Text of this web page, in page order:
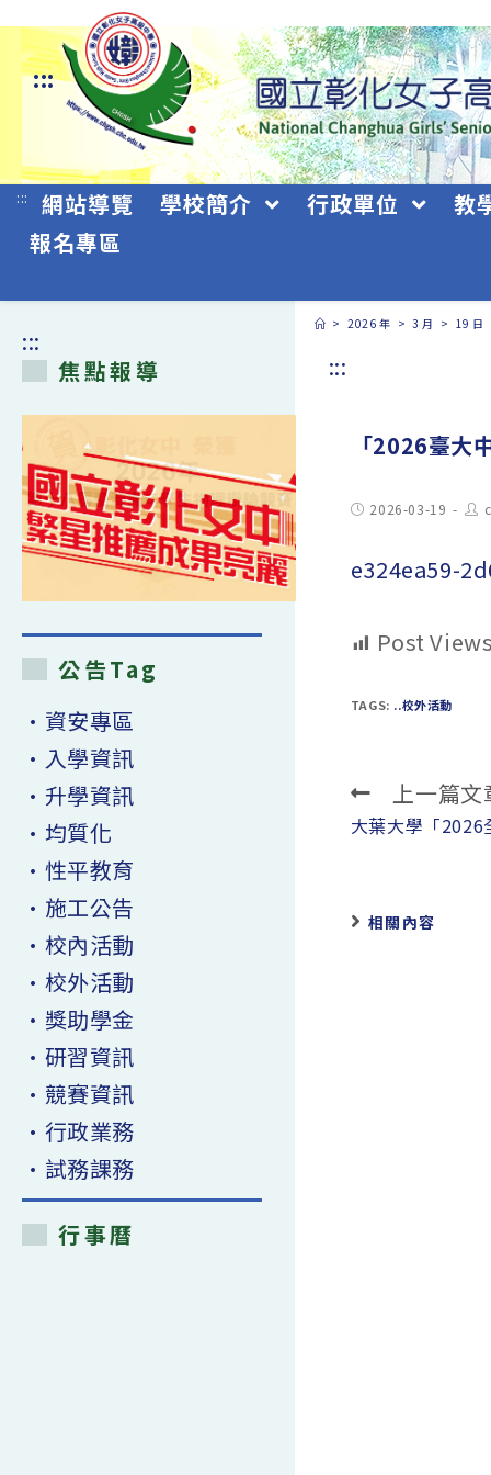
跳
要
:::
::: 網站導覽 學校簡介 行政單位
教
報名專區
> 2026 年 > 3 月 > 19 日
:::
「2026臺大
Post2026-03-19
e324ea59-
Post
TAGS: ..校外活動
Read
more
上一篇文
大葉大學「2026
相關內容
:::
焦點報導
公告Tag
•資安專區
•入學資訊
•升學資訊
•均質化
•性平教育
•施工公告
•校內活動
•校外活動
•獎助學金
•研習資訊
•競賽資訊
•行政業務
•試務課務
行事曆